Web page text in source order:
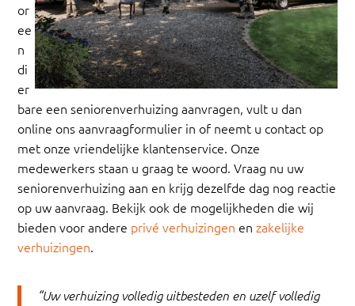
or
ee
n
di
er
bare een seniorenverhuizing aanvragen, vult u dan
online ons aanvraagformulier in of neemt u contact op
met onze vriendelijke klantenservice. Onze
medewerkers staan u graag te woord. Vraag nu uw
seniorenverhuizing aan en krijg dezelfde dag nog reactie
op uw aanvraag. Bekijk ook de mogelijkheden die wij
bieden voor andere privé verhuizingen enzakelijke
verhuizingen.
“Uw verhuizing volledig uitbesteden en uzelf volledig